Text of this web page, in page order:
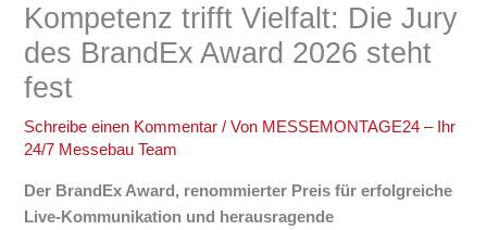
Kompetenz trifft Vielfalt: Die Jury
des BrandEx Award 2026 steht
fest
Schreibe einen Kommentar / Von MESSEMONTAGE24 – Ihr
24/7 Messebau Team
Der BrandEx Award, renommierter Preis für erfolgreiche
Live-Kommunikation und herausragende